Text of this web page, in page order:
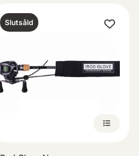
Slutsåld